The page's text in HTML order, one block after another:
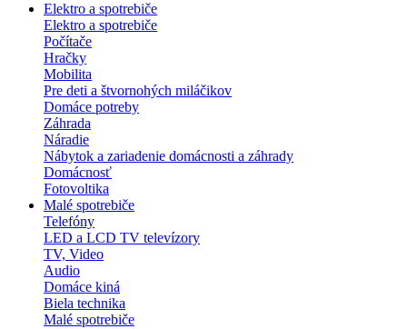
Elektro a spotrebiče
Elektro a spotrebiče
Počítače
Hračky
Mobilita
Pre deti a štvornohých miláčikov
Domáce potreby
Záhrada
Náradie
Nábytok a zariadenie domácnosti a záhrady
Domácnosť
Fotovoltika
Malé spotrebiče
Telefóny
LED a LCD TV televízory
TV, Video
Audio
Domáce kiná
Biela technika
Malé spotrebiče